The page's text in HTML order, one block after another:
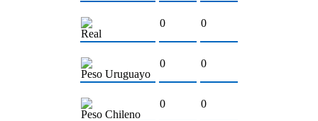
Real
0 0
Peso Uruguayo
0 0
Peso Chileno
0 0